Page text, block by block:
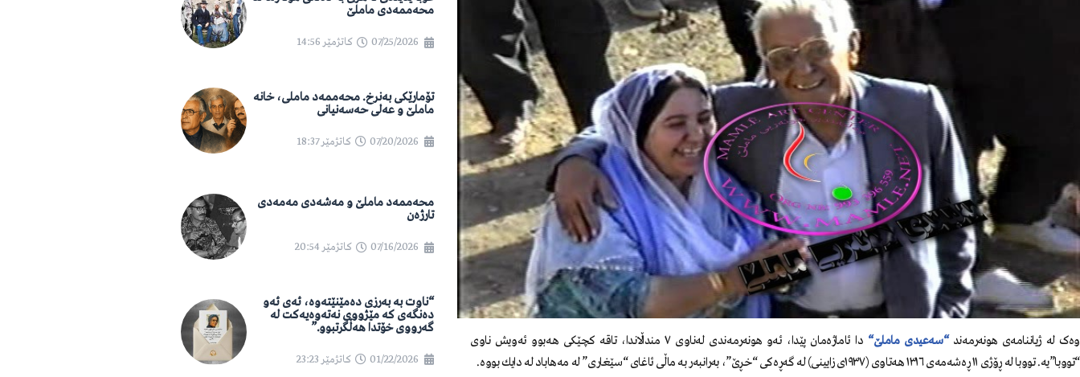
وەک لە ژیاننامەی هونەرمەند“سەعیدی ماملێ“
دا ئاماژەمان پێدا، ئەو هونەرمەندی لەناوی ٧ منداڵاندا، تاقە کچێکی هەبوو ئەویش ناوی
“تووبا”یە. تووبا لە ڕۆژی ١١ ڕەشەمەی ١٣١٦ هەتاوی (١٩٣٧ی زایینی) لە گەڕەكی “خڕێ”، بەرانبەر بە ماڵی ئاغای “سێغاری” لە مەهاباد لە دایك بووە.
محەممەدی ماملێ
07/25/2026 کاتژمێر 14:56
تۆمارێکی بەنرخ. محەممەد ماملی، خانە
ماملێ و عەلی حەسەنیانی
07/20/2026 کاتژمێر 18:37
محەممەد ماملێ و مەشەدی مەمەدی
تارژەن
07/16/2026 کاتژمێر 20:54
“ناوت بە بەرزی دەمێنێتەوە، ئەی ئەو
دەنگەی کە مێژووی نەتەوەیەکت لە
گەرووی خۆتدا هەڵگرتبوو.”
01/22/2026 کاتژمێر 23:23